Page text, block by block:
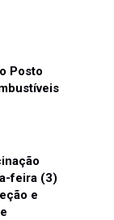
Posto
feira (3)
e